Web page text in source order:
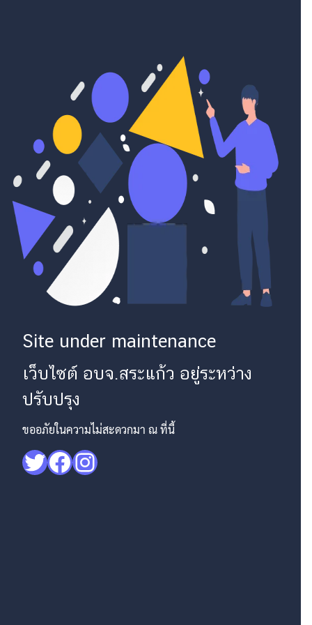
Site under maintenance
เว็บไซต์ อบจ.สระแก้ว อยู่ระหว่าง
ปรับปรุง
ขออภัยในความไม่สะดวกมา ณ ที่นี้
Twitter
Facebook
Instagram